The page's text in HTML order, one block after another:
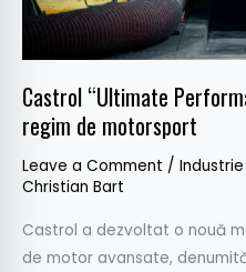
Castrol “Ultimate
regim de motorsport
Leave a Comment /
Christian Bart
Castrol a dezvoltat o nouă
de motor avansate,
de
motorsport